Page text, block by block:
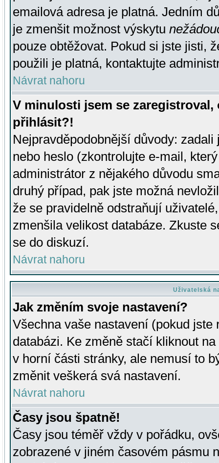
emailová adresa je platná. Jedním
je zmenšit možnost výskytu
pouze obtěžovat. Pokud si jste jisti,
použili je platná, kontaktujte
Návrat nahoru
V minulosti jsem se
přihlásit?!
Nejpravděpodobnější důvody:
nebo heslo (zkontrolujte e-mail,
administrátor z nějakého důvodu
druhý případ, pak jste možná
že se pravidelně odstraňují
zmenšila velikost databáze. Zkuste
se do diskuzí.
Návrat nahoru
Uživatelská
Jak změním svoje nastavení?
Všechna vaše nastavení (pokud
databázi. Ke změně stačí kliknout
v horní části stránky, ale nemusí to
změnit veškerá svá nastavení.
Návrat nahoru
Časy jsou špatně!
Časy jsou téměř vždy v pořádku,
zobrazené v jiném časovém pásmu